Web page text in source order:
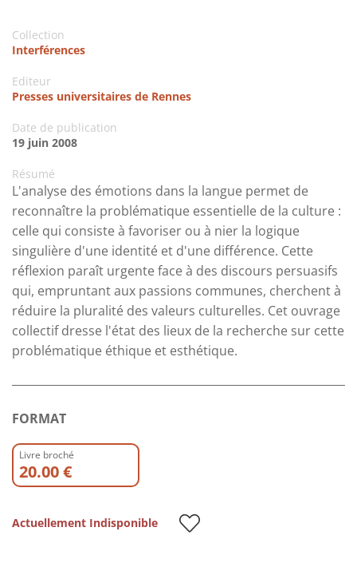
Collection
Interférences
Editeur
Presses universitaires de Rennes
Date de publication
19 juin 2008
Résumé
L'analyse des émotions dans la langue permet de
reconnaître la problématique essentielle de la culture :
celle qui consiste à favoriser ou à nier la logique
singulière d'une identité et d'une différence. Cette
réflexion paraît urgente face à des discours persuasifs
qui, empruntant aux passions communes, cherchent à
réduire la pluralité des valeurs culturelles. Cet ouvrage
collectif dresse l'état des lieux de la recherche sur cette
problématique éthique et esthétique.
FORMAT
Livre broché
20.00 €
Actuellement Indisponible